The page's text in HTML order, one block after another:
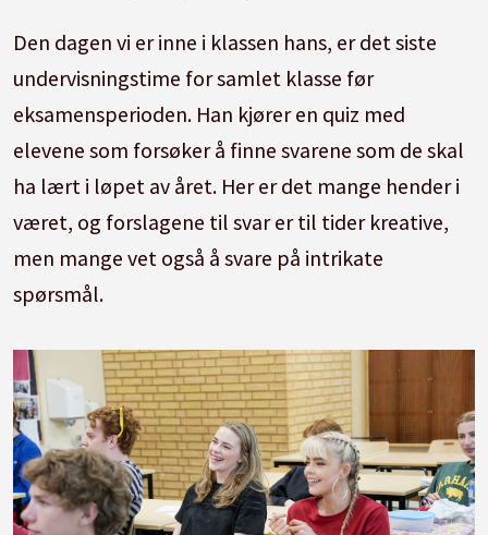
Den dagen vi er inne i klassen hans, er det siste
undervisningstime for samlet klasse før
eksamensperioden. Han kjører en quiz med
elevene som forsøker å finne svarene som de skal
ha lært i løpet av året. Her er det mange hender i
været, og forslagene til svar er til tider kreative,
men mange vet også å svare på intrikate
spørsmål.